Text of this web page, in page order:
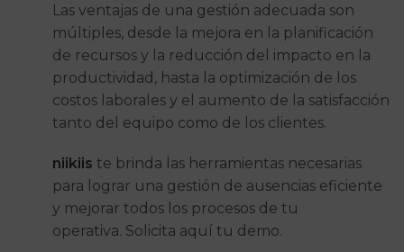
Las ventajas de una gestión adecuada son
múltiples, desde la mejora en la planificación
de recursos y la reducción del impacto en la
productividad, hasta la optimización de los
costos laborales y el aumento de la satisfacción
tanto del equipo como de los clientes.
niikiis te brinda las herramientas necesarias
para lograr una gestión de ausencias eficiente
y mejorar todos los procesos de tu
operativa. Solicita aquí tu demo.